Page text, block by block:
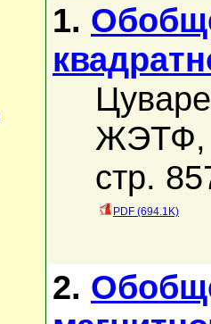
1.
ЖЭТФ,
стр.
PDF (694.1K)
2.